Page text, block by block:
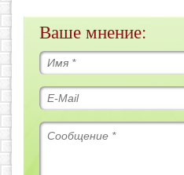
Ваше мнение: